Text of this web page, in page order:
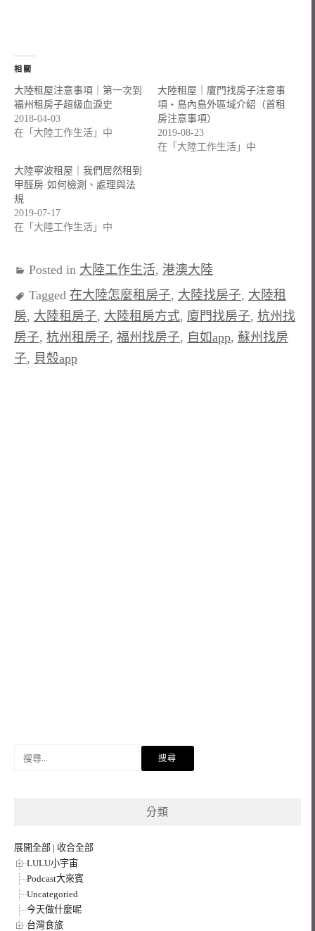
相關
大陸租屋注意事項｜第一次到
福州租房子超級血淚史
2018-04-03
在「大陸工作生活」中
大陸租屋｜廈門找房子注意事
項・島內島外區域介紹（首租
房注意事項）
2019-08-23
在「大陸工作生活」中
大陸寧波租屋｜我們居然租到
甲醛房·如何檢測、處理與法
規
2019-07-17
在「大陸工作生活」中
Posted in 大陸工作生活, 港澳大陸
Tagged 在大陸怎麼租房子, 大陸找房子, 大陸租
房, 大陸租房子, 大陸租房方式, 廈門找房子, 杭州找
房子, 杭州租房子, 福州找房子, 自如app, 蘇州找房
子, 貝殼app
分類
展開全部 | 收合全部
LULU小宇宙
Podcast大來賓
Uncategoried
今天做什麼呢
台灣食旅